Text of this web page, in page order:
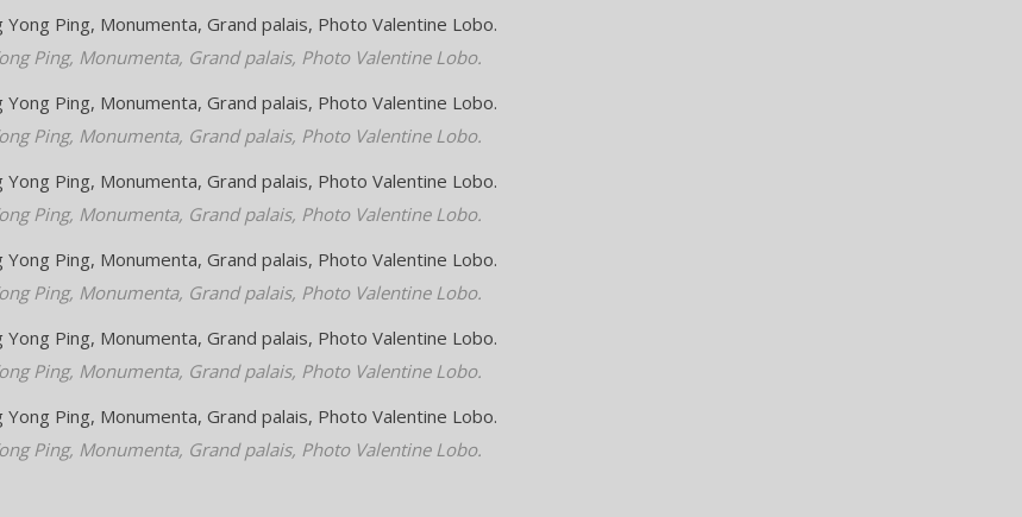
Ping, Monumenta, Grand palais, Photo Valentine Lobo.
Ping, Monumenta, Grand palais, Photo Valentine Lobo.
Ping, Monumenta, Grand palais, Photo Valentine Lobo.
Ping, Monumenta, Grand palais, Photo Valentine Lobo.
Ping, Monumenta, Grand palais, Photo Valentine Lobo.
Ping, Monumenta, Grand palais, Photo Valentine Lobo.